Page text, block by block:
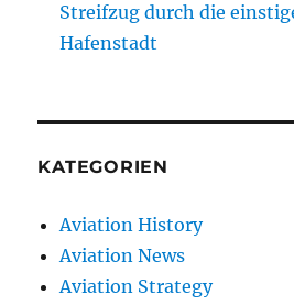
Streifzug durch die
Hafenstadt
KATEGORIEN
Aviation History
Aviation News
Aviation Strategy